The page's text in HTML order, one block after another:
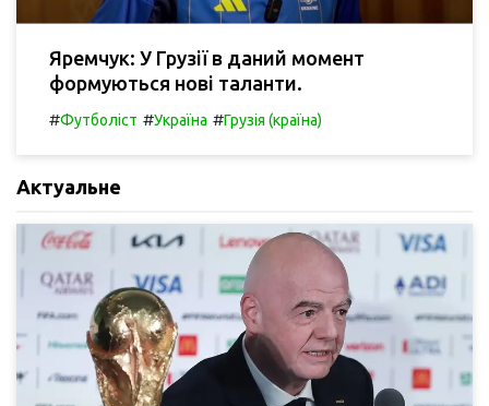
Яремчук: У Грузії в даний момент
формуються нові таланти.
#Футболіст #Україна #Грузія (країна)
Актуальне